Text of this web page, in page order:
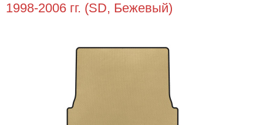
1998-2006 гг. (SD, Бежевый)